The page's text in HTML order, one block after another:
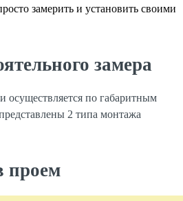
замерить и установить своими
замера
осуществляется по габаритным
2 типа монтажа
проем